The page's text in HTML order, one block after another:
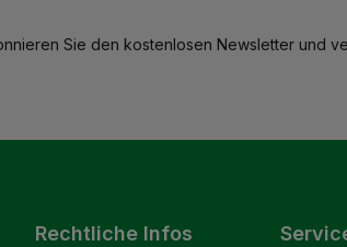
Sie den kostenlosen Newsletter und
Rechtliche Infos